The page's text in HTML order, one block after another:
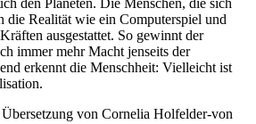
die Realität wie ein Computerspiel und
ausgestattet. So gewinnt der
immer mehr Macht jenseits der
erkennt die Menschheit: Vielleicht ist
von Cornelia Holfelder-von